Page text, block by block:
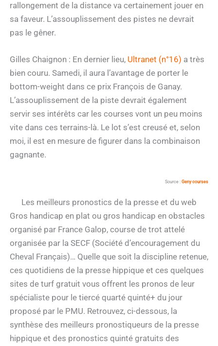
rallongement de la distance va certainement jouer en
sa faveur. L’assouplissement des pistes ne devrait
pas le gêner.
Gilles Chaignon : En dernier lieu, Ultranet (n°16) a très
bien couru. Samedi, il aura l’avantage de porter le
bottom-weight dans ce prix François de Ganay.
L’assouplissement de la piste devrait également
servir ses intérêts car les courses vont un peu moins
vite dans ces terrains-là. Le lot s’est creusé et, selon
moi, il est en mesure de figurer dans la combinaison
gagnante.
Source : Geny courses
Les meilleurs pronostics de la presse et du web
Gros handicap en plat ou gros handicap en obstacles
organisé par France Galop, course de trot attelé
organisée par la SECF (Société d’encouragement du
Cheval Français)… Quelle que soit la discipline retenue,
ces quotidiens de la presse hippique et ces quelques
sites de turf gratuit vous offrent les pronos de leur
spécialiste pour le tiercé quarté quinté+ du jour
proposé par le PMU. Retrouvez, ci-dessous, la
synthèse des meilleurs pronostiqueurs de la presse
hippique et des pronostics quinté gratuits des